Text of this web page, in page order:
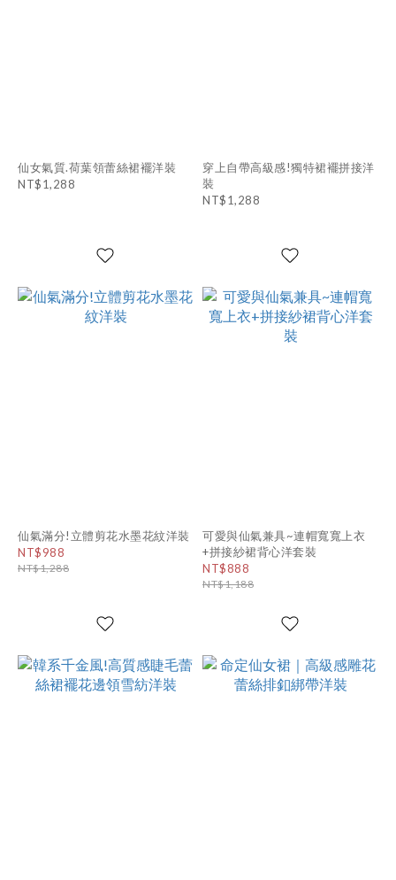
仙女氣質.荷葉領蕾絲裙襬洋裝
NT$1,288
穿上自帶高級感!獨特裙襬拼接洋
裝
NT$1,288
仙氣滿分!立體剪花水墨花紋洋裝
NT$988
NT$1,288
可愛與仙氣兼具~連帽寬寬上衣
+拼接紗裙背心洋套裝
NT$888
NT$1,188